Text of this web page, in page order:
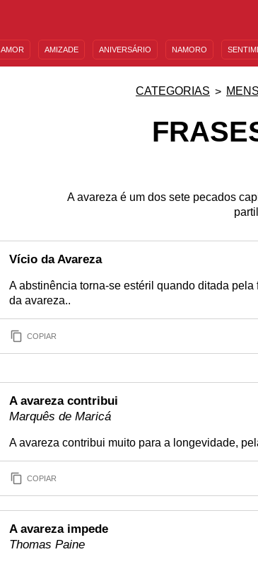
AMOR AMIZADE ANIVERSÁRIO NAMORO
CATEGORIAS
A avareza é um dos sete pecados
Vício da Avareza
A abstinência torna-se estéril quando ditada
da avareza..
COPIAR
A avareza contribui
Marquês de Maricá
A avareza contribui muito para a longevidade,
COPIAR
A avareza impede
Thomas Paine